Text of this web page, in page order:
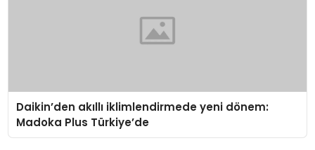
Daikin’den akıllı iklimlendirmede yeni dönem:
Madoka Plus Türkiye’de